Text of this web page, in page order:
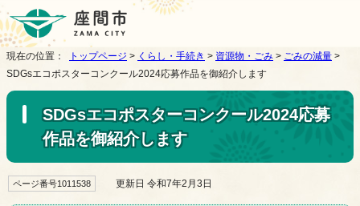
現在の位置： トップページ > くらし・手続き > 資源物・ごみ > ごみの減量 >
SDGsエコポスターコンクール2024応募作品を御紹介します
SDGsエコポスターコンクール2024応募
作品を御紹介します
ページ番号1011538 更新日 令和7年2月3日